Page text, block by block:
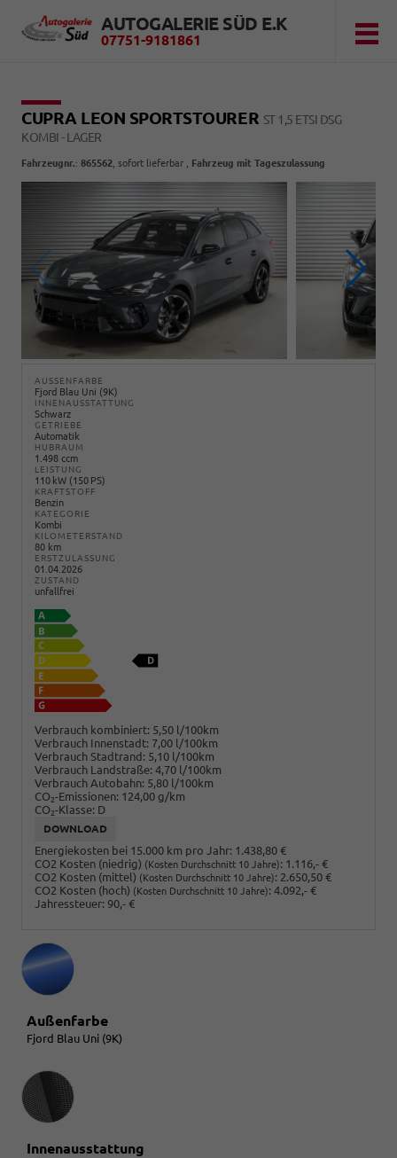
AUTOGALERIE SÜD E.K
07751-9181861
CUPRA LEON SPORTSTOURER ST 1,5 ETSI DSG
KOMBI - LAGER
Fahrzeugnr.: 865562 sofort lieferbar Fahrzeug mit Tageszulassung
AUSSENFARBE
Fjord Blau Uni (9K)
INNENAUSSTATTUNG
Schwarz
GETRIEBE
Automatik
HUBRAUM
1.498 ccm
LEISTUNG
110 kW (150 PS)
KRAFTSTOFF
Benzin
KATEGORIE
Kombi
KILOMETERSTAND
80 km
ERSTZULASSUNG
01.04.2026
ZUSTAND
unfallfrei
Verbrauch kombiniert: 5,50 l/100km
Verbrauch Innenstadt: 7,00 l/100km
Verbrauch Stadtrand: 5,10 l/100km
Verbrauch Landstraße: 4,70 l/100km
Verbrauch Autobahn: 5,80 l/100km
CO2-Emissionen: 124,00 g/km
CO2-Klasse: D
DOWNLOAD
Energiekosten bei 15.000 km pro Jahr: 1.438,80 €
CO2 Kosten (niedrig) (Kosten Durchschnitt 10 Jahre): 1.116,- €
CO2 Kosten (mittel) (Kosten Durchschnitt 10 Jahre): 2.650,50 €
CO2 Kosten (hoch) (Kosten Durchschnitt 10 Jahre): 4.092,- €
Jahressteuer: 90,- €
Außenfarbe
Fjord Blau Uni (9K)
Innenausstattung
Innenausstattung